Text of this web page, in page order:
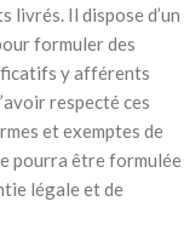
livrés. Il dispose d’un
formuler des
y afférents
respecté ces
et exemptes de
pourra être formulée
légale et de